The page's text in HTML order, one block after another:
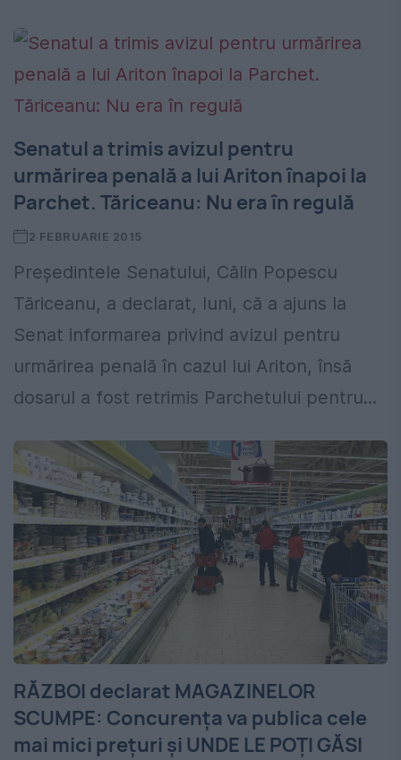
Senatul a trimis avizul pentru
urmărirea penală a lui Ariton înapoi la
Parchet. Tăriceanu: Nu era în regulă
2 FEBRUARIE 2015
Președintele Senatului, Călin Popescu
Tăriceanu, a declarat, luni, că a ajuns la
Senat informarea privind avizul pentru
urmărirea penală în cazul lui Ariton, însă
dosarul a fost retrimis Parchetului pentru...
RĂZBOI declarat MAGAZINELOR
SCUMPE: Concurența va publica cele
mai mici prețuri și UNDE LE POȚI GĂSI